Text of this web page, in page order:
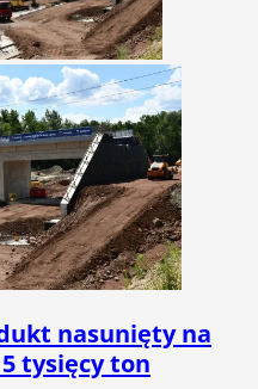
nasunięty na
tysięcy ton